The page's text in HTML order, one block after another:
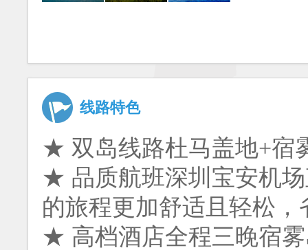
线路特色
★ 双岛线路杜马盖地+宿
★ 品质航班深圳宝安机
的旅程更加舒适且轻松
★ 高档酒店全程三晚宿